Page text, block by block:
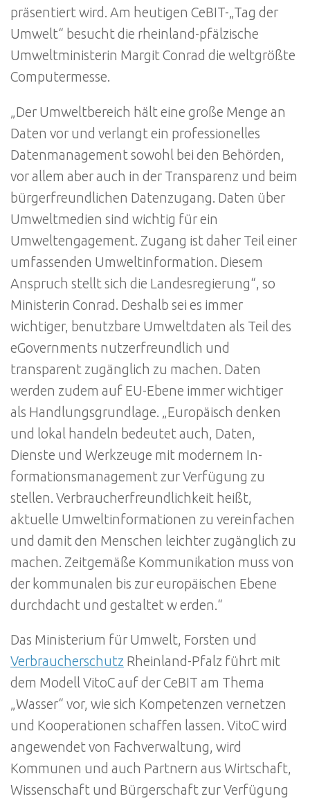
präsentiert wird. Am heutigen CeBIT-„Tag der
Umwelt“ besucht die rheinland-pfälzische
Umweltministerin Margit Conrad die weltgrößte
Computermesse.
„Der Umweltbereich hält eine große Menge an
Daten vor und verlangt ein professionelles
Datenmanagement sowohl bei den Behörden,
vor allem aber auch in der Transparenz und beim
bürgerfreundlichen Datenzugang. Daten über
Umweltmedien sind wichtig für ein
Umweltengagement. Zugang ist daher Teil einer
umfassenden Umweltinformation. Diesem
Anspruch stellt sich die Landesregierung“, so
Ministerin Conrad. Deshalb sei es immer
wichtiger, benutzbare Umweltdaten als Teil des
eGovernments nutzerfreundlich und
transparent zugänglich zu machen. Daten
werden zudem auf EU-Ebene immer wichtiger
als Handlungsgrundlage. „Europäisch denken
und lokal handeln bedeutet auch, Daten,
Dienste und Werkzeuge mit modernem In-
formationsmanagement zur Verfügung zu
stellen. Verbraucherfreundlichkeit heißt,
aktuelle Umweltinformationen zu vereinfachen
und damit den Menschen leichter zugänglich zu
machen. Zeitgemäße Kommunikation muss von
der kommunalen bis zur europäischen Ebene
durchdacht und gestaltet w erden.“
Das Ministerium für Umwelt, Forsten und
Verbraucherschutz Rheinland-Pfalz führt mit
dem Modell VitoC auf der CeBIT am Thema
„Wasser“ vor, wie sich Kompetenzen vernetzen
und Kooperationen schaffen lassen. VitoC wird
angewendet von Fachverwaltung, wird
Kommunen und auch Partnern aus Wirtschaft,
Wissenschaft und Bürgerschaft zur Verfügung